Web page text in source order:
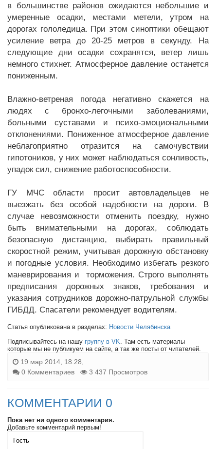
в большинстве районов ожидаются небольшие и
умеренные осадки, местами метели, утром на
дорогах гололедица. При этом синоптики обещают
усиление ветра до 20-25 метров в секунду. На
следующие дни осадки сохранятся, ветер лишь
немного стихнет. Атмосферное давление останется
пониженным.
Влажно-ветреная погода негативно скажется на
людях с бронхо-легочными заболеваниями,
больными суставами и психо-эмоциональными
отклонениями. Пониженное атмосферное давление
неблагоприятно отразится на самочувствии
гипотоников, у них может наблюдаться сонливость,
упадок сил, снижение работоспособности.
ГУ МЧС области просит автовладельцев не
выезжать без особой надобности на дороги. В
случае невозможности отменить поездку, нужно
быть внимательными на дорогах, соблюдать
безопасную дистанцию, выбирать правильный
скоростной режим, учитывая дорожную обстановку
и погодные условия. Необходимо избегать резкого
маневрирования и торможения. Строго выполнять
предписания дорожных знаков, требования и
указания сотрудников дорожно-патрульной службы
ГИБДД. Спасатели рекомендует водителям.
Статья опубликована в разделах: Новости Челябинска
Подписывайтесь на нашу группу в VK . Там есть материалы
которые мы не публикуем на сайте, а так же посты от читателей.
19 мар 2014, 18:28,
0 Комментариев
3 437 Просмотров
КОММЕНТАРИИ 0
Пока нет ни одного комментария.
Добавьте комментарий первым!